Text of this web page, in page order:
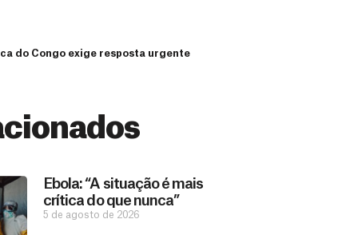
do Congo exige resposta urgente
Ebola: “A situação é mais
crítica do que nunca”
5 de agosto de 2026